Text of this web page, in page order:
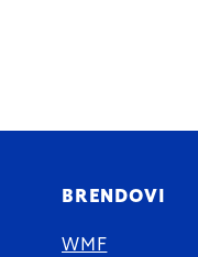
BRENDOVI
WMF